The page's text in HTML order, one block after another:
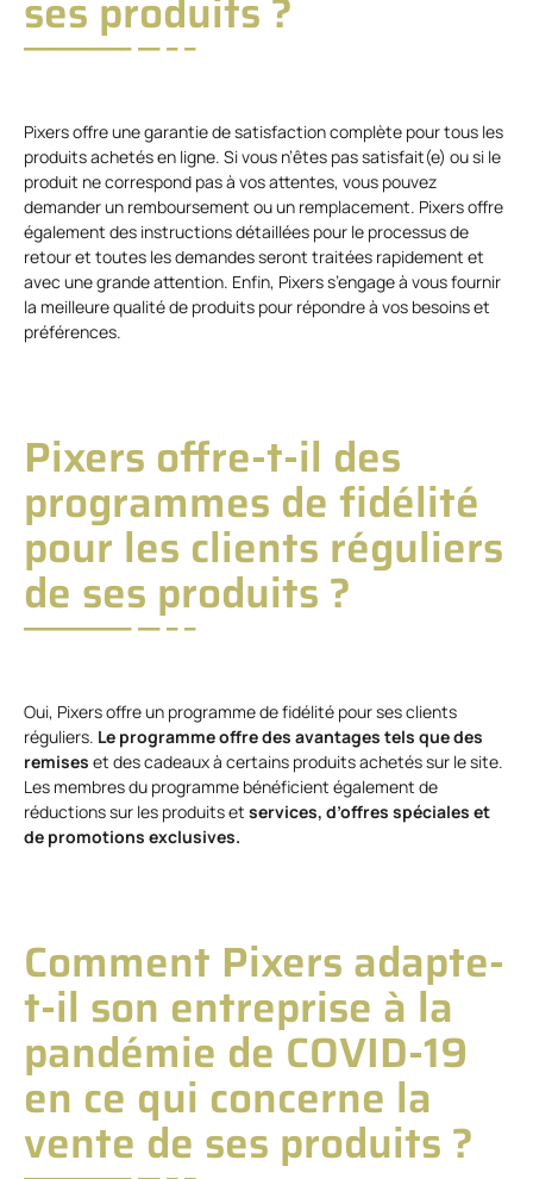
Pixers offre une garantie de satisfaction complète pour tous les
produits achetés en ligne. Si vous n’êtes pas satisfait(e) ou si le
produit ne correspond pas à vos attentes, vous pouvez
demander un remboursement ou un remplacement. Pixers offre
également des instructions détaillées pour le processus de
retour et toutes les demandes seront traitées rapidement et
avec une grande attention. Enfin, Pixers s’engage à vous fournir
la meilleure qualité de produits pour répondre à vos besoins et
préférences.
Pixers offre-t-il des
programmes de fidélité
pour les clients réguliers
de ses produits ?
Oui, Pixers offre un programme de fidélité pour ses clients
réguliers. Le programme offre des avantages tels que des
remises et des cadeaux à certains produits achetés sur le site.
Les membres du programme bénéficient également de
réductions sur les produits et services, d’offres spéciales et
de promotions exclusives.
Comment Pixers adapte-
t-il son entreprise à la
pandémie de COVID-19
en ce qui concerne la
vente de ses produits ?